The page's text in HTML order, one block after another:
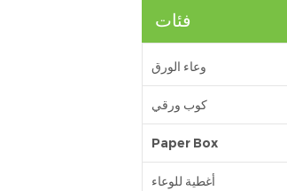
فئات
وعاء الورق
كوب ورقي
Paper Box
أغطية للوعاء